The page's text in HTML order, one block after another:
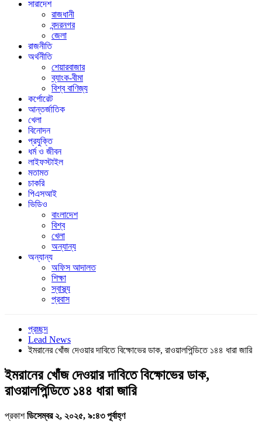
সারাদেশ
রাজধানী
বন্দরনগর
জেলা
রাজনীতি
অর্থনীতি
শেয়ারবাজার
ব্যাংক-বীমা
বিশ্ব বাণিজ্য
কর্পোরেট
আন্তর্জাতিক
খেলা
বিনোদন
প্রযুক্তি
ধর্ম ও জীবন
লাইফস্টাইল
মতামত
চাকরি
পিএসআই
ভিডিও
বাংলাদেশ
বিশ্ব
খেলা
অন্যান্য
অন্যান্য
অফিস আদালত
শিক্ষা
স্বাস্থ্য
প্রবাস
প্রচ্ছদ
Lead News
ইমরানের খোঁজ দেওয়ার দাবিতে বিক্ষোভের ডাক, রাওয়ালপিন্ডিতে ১৪৪ ধারা জারি
ইমরানের খোঁজ দেওয়ার দাবিতে বিক্ষোভের ডাক,
রাওয়ালপিন্ডিতে ১৪৪ ধারা জারি
প্রকাশডিসেম্বর ২, ২০২৫, ৯:৪৩ পূর্বাহ্ণ